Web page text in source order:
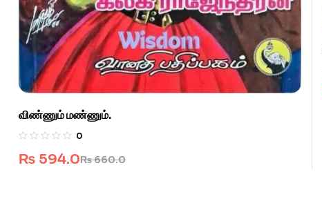
விண்ணும் மண்ணும்.
0
₨660.0
₨ 594.0